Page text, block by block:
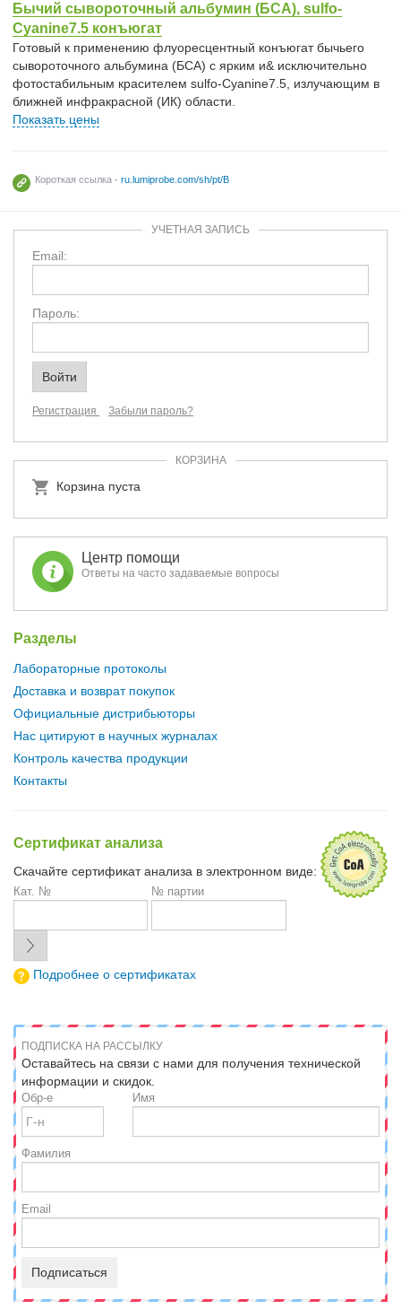
Бычий сывороточный альбумин (БСА), sulfo-
Cyanine7.5 конъюгат
Готовый к применению флуоресцентный конъюгат бычьего
сывороточного альбумина (БСА) с ярким и& исключительно
фотостабильным красителем sulfo-Cyanine7.5, излучающим в
ближней инфракрасной (ИК) области.
Показать цены
Короткая ссылка - ru.lumiprobe.com/sh/pt/B
УЧЕТНАЯ ЗАПИСЬ
Email:
Пароль:
Регистрация Забыли пароль?
КОРЗИНА
Корзина пуста
Центр помощи
Ответы на часто задаваемые вопросы
Разделы
Лабораторные протоколы
Доставка и возврат покупок
Официальные дистрибьюторы
Нас цитируют в научных журналах
Контроль качества продукции
Контакты
Сертификат анализа
Скачайте сертификат анализа в электронном виде:
Кат. № № партии
Подробнее о сертификатах
ПОДПИСКА НА РАССЫЛКУ
Оставайтесь на связи с нами для получения технической
информации и скидок.
Обр-е Имя
Фамилия
Email
Подписаться